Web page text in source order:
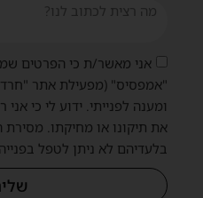
אני מאשר/ת כי הפרטים
"אמפסיס" (מפעילת אתר
ומענה לפנייתי. ידוע לי כי
את תיקונו או מחיקתו.
בלעדיהם לא ניתן לטפל